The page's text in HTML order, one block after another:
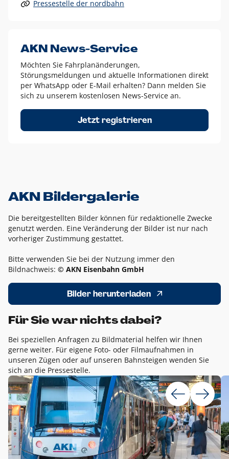
Alle anderen Logo-Varianten dürfen nur in Ausnahmefällen
Diese Ausnahmen sind zum Beispiel:
dem AKN Blau,
weißes Logo auf Fotohintergründen,
schwarzes Logo für reine Schwarz-Weiß-Umsetzungen
Um das Logo herum muss ein Schutzraum von jeweils einer
Höhe bzw. Breite des N aus AKN in alle Richtungen
Pressestelle der nordbahn
AKN News-Service
Möchten Sie Fahrplanänderungen,
Störungsmeldungen und aktuelle Informationen direkt
per WhatsApp oder E-Mail erhalten? Dann melden Sie
sich zu unserem kostenlosen News-Service an.
Jetzt registrieren
AKN Bildergalerie
Die bereitgestellten Bilder können für redaktionelle Zwecke
genutzt werden. Eine Veränderung der Bilder ist nur nach
vorheriger Zustimmung gestattet.
Bitte verwenden Sie bei der Nutzung immer den
Bildnachweis: © AKN Eisenbahn GmbH
Bilder herunterladen
Für Sie war nichts dabei?
Bei speziellen Anfragen zu Bildmaterial helfen wir Ihnen
gerne weiter. Für eigene Foto- oder Filmaufnahmen in
unseren Zügen oder auf unseren Bahnsteigen wenden Sie
sich an die Pressestelle.